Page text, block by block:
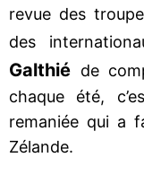
revue des
des
Galthié de
chaque été,
remaniée qui a
Zélande.